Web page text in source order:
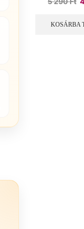
KOSÁRBA